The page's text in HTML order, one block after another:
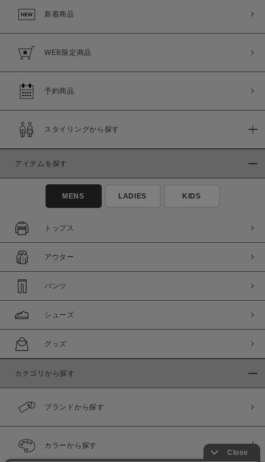
新着商品
WEB限定商品
予約商品
スタイリングから探す
アイテムを探す
MENS LADIES KIDS
トップス
アウター
パンツ
シューズ
グッズ
カテゴリから探す
ブランドから探す
カラーから探す